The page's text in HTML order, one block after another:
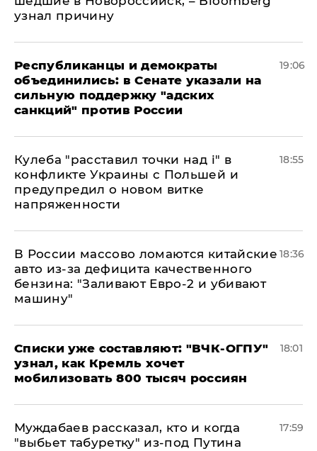
узнал причину
Республиканцы и демократы
объединились: в Сенате указали на
сильную поддержку "адских
санкций" против России
19:06
Кулеба "расставил точки над і" в
конфликте Украины с Польшей и
предупредил о новом витке
напряженности
18:55
В России массово ломаются китайские
авто из-за дефицита качественного
бензина: "Заливают Евро-2 и убивают
машину"
18:36
Списки уже составляют: "ВЧК-ОГПУ"
узнал, как Кремль хочет
мобилизовать 800 тысяч россиян
18:01
Муждабаев рассказал, кто и когда
"выбьет табуретку" из-под Путина
17:59